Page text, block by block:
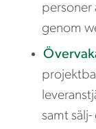
personer
genom
samt